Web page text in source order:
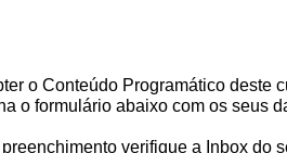
o Conteúdo Programático deste
o formulário abaixo com os seus
verifique a Inbox do